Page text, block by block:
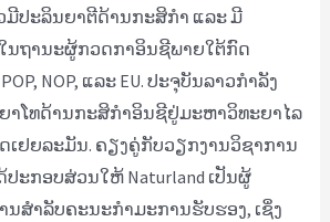
ມີປະລິນຍາຕີດ້ານກະສິກຳ ແລະ ມີ
ນຖານະຜູ້ກວດກາອິນຊີພາຍໃຕ້ກົດ
NOP, ແລະ EU. ປະຈຸບັນລາວກຳລັງ
າໂທດ້ານກະສິກຳອິນຊີຢູ່ມະຫາວິທະຍາໄລ
ດເຢຍລະມັນ. ຄຽງຄູ່ກັບວຽກງານວິຊາການ
ປະກອບສ່ວນໃຫ້ Naturland ເປັນຜູ້
ສຳລັບຄະນະກຳມະການຮັບຮອງ, ເຊິ່ງ